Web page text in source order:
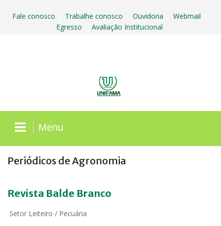
Fale conosco Trabalhe conosco Ouvidoria Webmail
Egresso Avaliação Institucional
Menu
Periódicos de Agronomia
Revista Balde Branco
Setor Leiteiro / Pecuária